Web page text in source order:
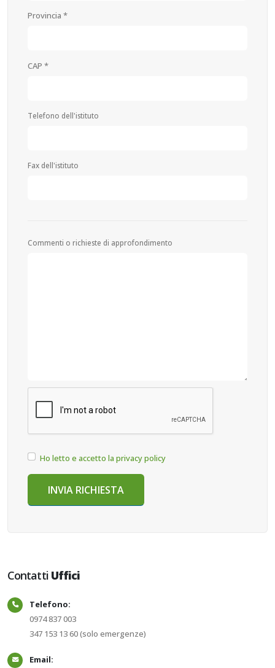
Provincia *
CAP *
Telefono dell'istituto
Fax dell'istituto
Commenti o richieste di approfondimento
Ho letto e accetto la privacy policy
Contatti Uffici
Telefono:
0974 837 003
347 153 13 60 (solo emergenze)
Email: